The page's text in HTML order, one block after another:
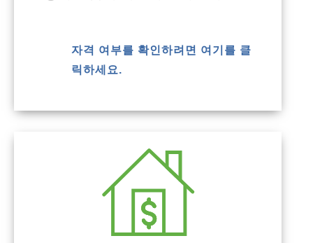
자격 여부를 확인하려면 여기를 클
릭하세요.